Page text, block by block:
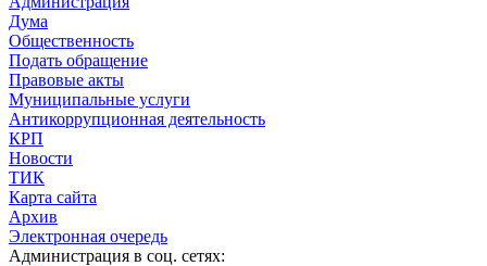
Дума
Общественность
Подать обращение
Правовые акты
Муниципальные услуги
Антикоррупционная деятельность
КРП
Новости
ТИК
Карта сайта
Архив
Электронная очередь
Администрация в соц. сетях: